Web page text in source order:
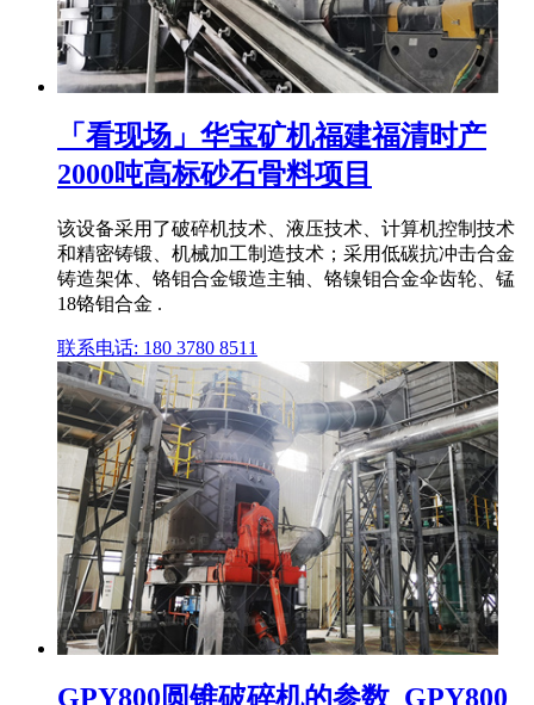
「看现场」华宝矿机福建福清时产
2000吨高标砂石骨料项目
该设备采用了破碎机技术、液压技术、计算机控制技术
和精密铸锻、机械加工制造技术；采用低碳抗冲击合金
铸造架体、铬钼合金锻造主轴、铬镍钼合金伞齿轮、锰
18铬钼合金 .
联系电话: 180 3780 8511
GPY800圆锥破碎机的参数_GPY800